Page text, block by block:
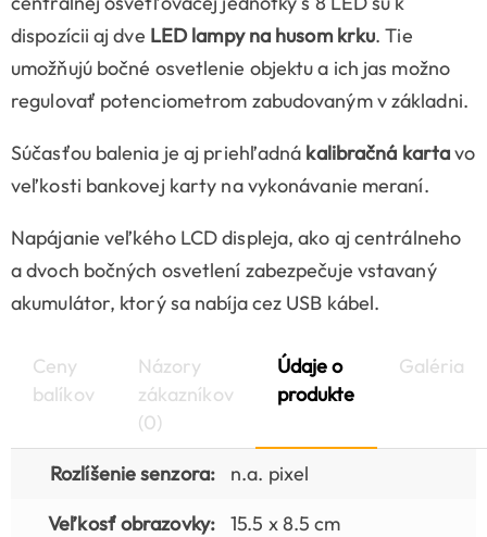
dispozícii aj dve LED lampy na husom krku. Tie
umožňujú bočné osvetlenie objektu a ich jas možno
regulovať potenciometrom zabudovaným v základni.
Súčasťou balenia je aj priehľadná kalibračná kartavo
veľkosti bankovej karty na vykonávanie meraní.
Napájanie veľkého LCD displeja, ako aj centrálneho
a dvoch bočných osvetlení zabezpečuje vstavaný
akumulátor, ktorý sa nabíja cez USB kábel.
Ceny
balíkov
Názory
zákazníkov
(0)
Údaje o
produkte
Galéria
Rozlíšenie senzora:
n.a. pixel
Veľkosť obrazovky:
15.5 x 8.5 cm